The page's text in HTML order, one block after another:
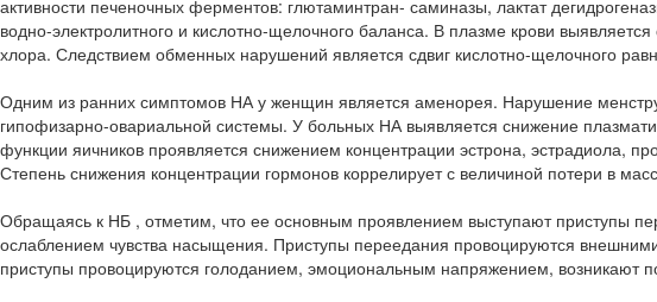
активности печеночных ферментов: глютаминтран- саминазы, лактат
водно-электролитного и кислотно-щелочного баланса. В плазме крови
хлора. Следствием обменных нарушений является сдвиг кислотно-щелочного
Одним из ранних симптомов НА у женщин является аменорея. Нарушение
гипофизарно-овариальной системы. У больных НА выявляется снижение
функции яичников проявляется снижением концентрации эстрона, эстрадиола,
Степень снижения концентрации гормонов коррелирует с величиной потери в
Обращаясь к НБ , отметим, что ее основным проявлением выступают приступы
ослаблением чувства насыщения. Приступы переедания провоцируются
приступы провоцируются голоданием, эмоциональным напряжением, возникают